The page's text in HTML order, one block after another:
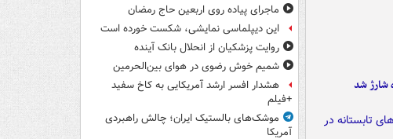
ماجرای پیاده روی اربعین حاج رمضان
این دیپلماسی نمایشی، شکست خورده است
روایت پزشکیان از انحلال بانک آینده
شمیم خوش رضوی در هوای بین‌الحرمین
هشدار افسر ارشد آمریکایی به کاخ سفید
+فیلم
موشک‌های بالستیک ایران؛ چالش راهبردی
آمریکا